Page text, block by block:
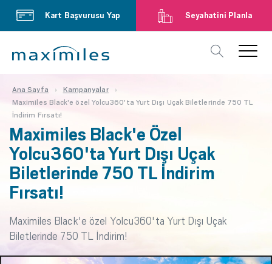
Kart Başvurusu Yap Seyahatini Planla
Ana Sayfa
Kampanyalar
Maximiles Black'e özel Yolcu360'ta Yurt Dışı Uçak Biletlerinde 750 TL
İndirim Fırsatı!
Maximiles Black'e Özel
Yolcu360'ta Yurt Dışı Uçak
Biletlerinde 750 TL İndirim
Fırsatı!
Maximiles Black'e özel Yolcu360'ta Yurt Dışı Uçak
Biletlerinde 750 TL İndirim!